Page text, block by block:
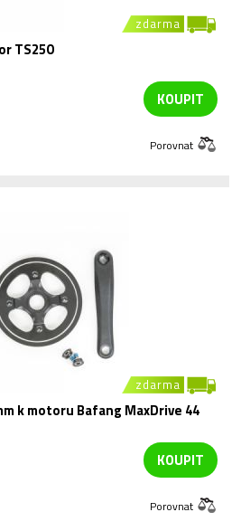
zdarma
TS250
KOUPIT
Porovnat
zdarma
k motoru Bafang MaxDrive 44
KOUPIT
Porovnat